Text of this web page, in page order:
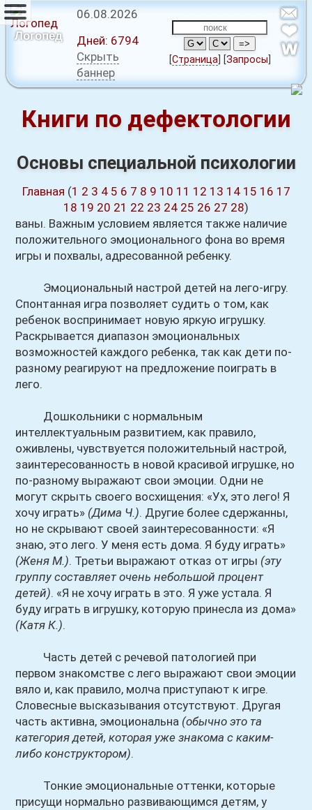
Логопед
06.08.2026
Дней: 6794
Скрыть
баннер
[Страница [Запросы
Книги по дефектологии
Основы специальной психологии
Главная (1 2 3 4 5 6 7 8 9 10 11 12 13 14 15 16 17
18 19 20 21 22 23 24 25 26 27 28)
ваны. Важным условием является также наличие
положительного эмоционального фона во время
игры и похвалы, адресованной ребенку.
Эмоциональный настрой детей на лего-игру.
Спонтанная игра позволяет судить о том, как
ребенок воспринимает новую яркую игрушку.
Раскрывается диапазон эмоциональных
возможностей каждого ребенка, так как дети по-
разному реагируют на предложение поиграть в
лего.
Дошкольники с нормальным
интеллектуальным развитием, как правило,
оживлены, чувствуется положительный настрой,
заинтересованность в новой красивой игрушке, но
по-разному выражают свои эмоции. Одни не
могут скрыть своего восхищения: «Ух, это лего! Я
хочу играть» (Дима Ч.). Другие более сдержанны,
но не скрывают своей заинтересованности: «Я
знаю, это лего. У меня есть дома. Я буду играть»
(Женя М.). Третьи выражают отказ от игры (эту
группу составляет очень небольшой процент
детей). «Я не хочу играть в это. Я уже устала. Я
буду играть в игрушку, которую принесла из дома»
(Катя К.).
Часть детей с речевой патологией при
первом знакомстве с лего выражают свои эмоции
вяло и, как правило, молча приступают к игре.
Словесные высказывания отсутствуют. Другая
часть активна, эмоциональна (обычно это та
категория детей, которая уже знакома с каким-
либо конструктором).
Тонкие эмоциональные оттенки, которые
присущи нормально развивающимся детям, у